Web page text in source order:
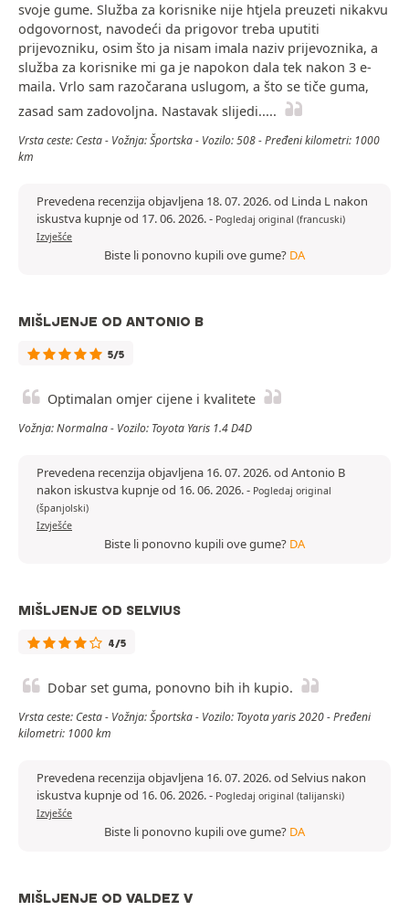
svoje gume. Služba za korisnike nije htjela preuzeti nikakvu
odgovornost, navodeći da prigovor treba uputiti
prijevozniku, osim što ja nisam imala naziv prijevoznika, a
služba za korisnike mi ga je napokon dala tek nakon 3 e-
maila. Vrlo sam razočarana uslugom, a što se tiče guma,
zasad sam zadovoljna. Nastavak slijedi.....
Vrsta ceste: Cesta - Vožnja: Športska - Vozilo: 508 - Pređeni kilometri: 1000
km
Prevedena recenzija objavljena 18. 07. 2026. od Linda L nakon
iskustva kupnje od 17. 06. 2026.- Pogledaj original (francuski)
Izvješće
Biste li ponovno kupili ove gume? DA
MIŠLJENJE OD ANTONIO B
5/5
Optimalan omjer cijene i kvalitete
Vožnja: Normalna - Vozilo: Toyota Yaris 1.4 D4D
Prevedena recenzija objavljena 16. 07. 2026. od Antonio B
nakon iskustva kupnje od 16. 06. 2026.- Pogledaj original
(španjolski)
Izvješće
Biste li ponovno kupili ove gume? DA
MIŠLJENJE OD SELVIUS
4/5
Dobar set guma, ponovno bih ih kupio.
Vrsta ceste: Cesta - Vožnja: Športska - Vozilo: Toyota yaris 2020 - Pređeni
kilometri: 1000 km
Prevedena recenzija objavljena 16. 07. 2026. od Selvius nakon
iskustva kupnje od 16. 06. 2026.- Pogledaj original (talijanski)
Izvješće
Biste li ponovno kupili ove gume? DA
MIŠLJENJE OD VALDEZ V